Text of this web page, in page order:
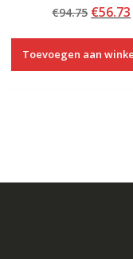
met
4.50
€94.75
was:
€94.75.
€56.73
Toevoegen aan